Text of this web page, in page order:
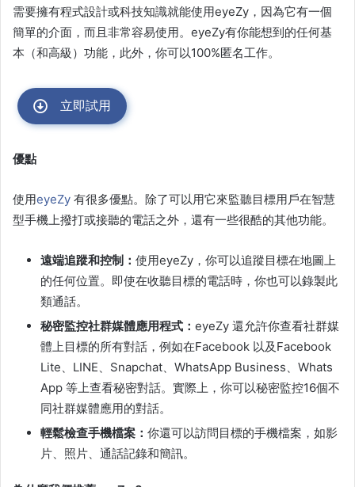
需要擁有程式設計或科技知識就能使用eyeZy，因為它有一個
簡單的介面，而且非常容易使用。eyeZy有你能想到的任何基
本（和高級）功能，此外，你可以100%匿名工作。
立即試用
優點
使用eyeZy 有很多優點。除了可以用它來監聽目標用戶在智慧
型手機上撥打或接聽的電話之外，還有一些很酷的其他功能。
遠端追蹤和控制： 使用eyeZy，你可以追蹤目標在地圖上
的任何位置。即使在收聽目標的電話時，你也可以錄製此
類通話。
秘密監控社群媒體應用程式： eyeZy 還允許你查看社群媒
體上目標的所有對話，例如在Facebook 以及Facebook
Lite、LINE、Snapchat、WhatsApp Business、Whats
App 等上查看秘密對話。實際上，你可以秘密監控16個不
同社群媒體應用的對話。
輕鬆檢查手機檔案： 你還可以訪問目標的手機檔案，如影
片、照片、通話記錄和簡訊。